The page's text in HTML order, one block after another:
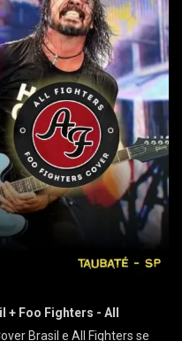
+ Foo Fighters - All
Brasil e All Fighters se